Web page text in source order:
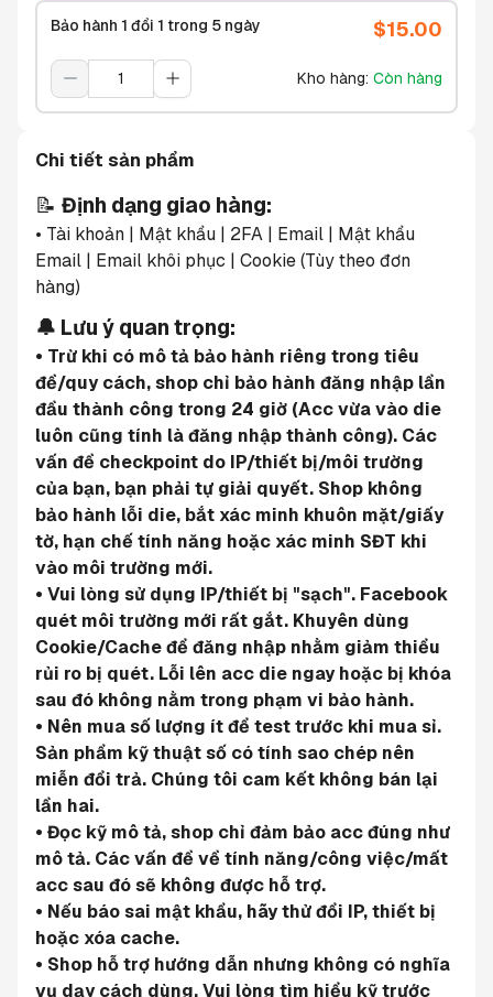
Bảo hành 1 đổi 1 trong 5 ngày $15.00
Kho hàng: Còn hàng
Chi tiết sản phẩm
📝 Định dạng giao hàng:
• Tài khoản | Mật khẩu | 2FA | Email | Mật khẩu
Email | Email khôi phục | Cookie (Tùy theo đơn
hàng)
🔔 Lưu ý quan trọng:
• Trừ khi có mô tả bảo hành riêng trong tiêu
đề/quy cách, shop chỉ bảo hành đăng nhập lần
đầu thành công trong 24 giờ (Acc vừa vào die
luôn cũng tính là đăng nhập thành công). Các
vấn đề checkpoint do IP/thiết bị/môi trường
của bạn, bạn phải tự giải quyết. Shop không
bảo hành lỗi die, bắt xác minh khuôn mặt/giấy
tờ, hạn chế tính năng hoặc xác minh SĐT khi
vào môi trường mới.
• Vui lòng sử dụng IP/thiết bị "sạch". Facebook
quét môi trường mới rất gắt. Khuyên dùng
Cookie/Cache để đăng nhập nhằm giảm thiểu
rủi ro bị quét. Lỗi lên acc die ngay hoặc bị khóa
sau đó không nằm trong phạm vi bảo hành.
• Nên mua số lượng ít để test trước khi mua sỉ.
Sản phẩm kỹ thuật số có tính sao chép nên
miễn đổi trả. Chúng tôi cam kết không bán lại
lần hai.
• Đọc kỹ mô tả, shop chỉ đảm bảo acc đúng như
mô tả. Các vấn đề về tính năng/công việc/mất
acc sau đó sẽ không được hỗ trợ.
• Nếu báo sai mật khẩu, hãy thử đổi IP, thiết bị
hoặc xóa cache.
• Shop hỗ trợ hướng dẫn nhưng không có nghĩa
vụ dạy cách dùng. Vui lòng tìm hiểu kỹ trước